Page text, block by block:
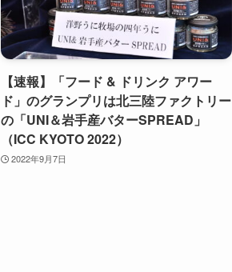
【速報】「フード & ドリンク アワー
ド」のグランプリは北三陸ファクトリー
の「UNI＆岩手産バターSPREAD」
（ICC KYOTO 2022）
2022年9月7日